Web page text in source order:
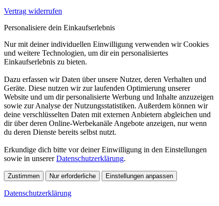
Vertrag widerrufen
Personalisiere dein Einkaufserlebnis
Nur mit deiner individuellen Einwilligung verwenden wir Cookies
und weitere Technologien, um dir ein personalisiertes
Einkaufserlebnis zu bieten.
Dazu erfassen wir Daten über unsere Nutzer, deren Verhalten und
Geräte. Diese nutzen wir zur laufenden Optimierung unserer
Website und um dir personalisierte Werbung und Inhalte anzuzeigen
sowie zur Analyse der Nutzungsstatistiken. Außerdem können wir
deine verschlüsselten Daten mit externen Anbietern abgleichen und
dir über deren Online-Werbekanäle Angebote anzeigen, nur wenn
du deren Dienste bereits selbst nutzt.
Erkundige dich bitte vor deiner Einwilligung in den Einstellungen
sowie in unsererDatenschutzerklärung.
Zustimmen Nur erforderliche Einstellungen anpassen
Datenschutzerklärung